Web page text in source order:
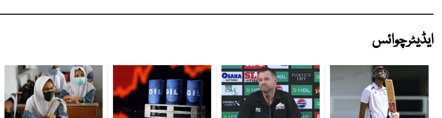
ایڈیٹرچوائس